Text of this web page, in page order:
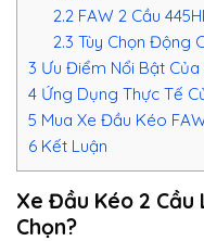
2.2 FAW 2 Cầu
2.3 Tùy Chọn Động
3 Ưu Điểm Nổi Bật Của
4 Ứng Dụng Thực Tế
5 Mua Xe Đầu Kéo
6 Kết Luận
Xe Đầu Kéo 2 Cầu
Chọn?